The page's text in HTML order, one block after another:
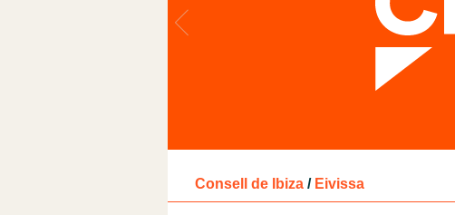
Consell de Ibiza / Eivissa